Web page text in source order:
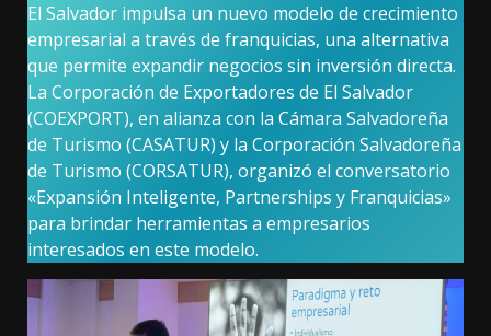
El Salvador impulsa un nuevo modelo de crecimiento
empresarial a través de franquicias, una alternativa
que permite expandir negocios sin inversión directa.
La Corporación de Exportadores de El Salvador
(COEXPORT), en alianza con la Cámara Salvadoreña
de Turismo (CASATUR) y la Corporación Salvadoreña
de Turismo (CORSATUR), organizó el conversatorio
«Expansión Inteligente, Partnerships y Franquicias»
para brindar herramientas a empresarios
interesados en este modelo.